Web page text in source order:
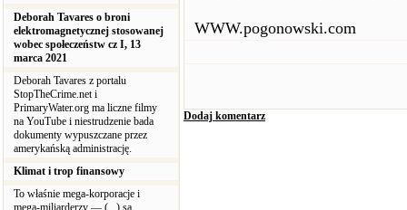
Deborah Tavares o broni
elektromagnetycznej stosowanej
wobec społeczeństw cz I, 13
marca 2021
Deborah Tavares z portalu
StopTheCrime.net i
PrimaryWater.org ma liczne filmy
na YouTube i niestrudzenie bada
dokumenty wypuszczane przez
amerykańską administrację.
Klimat i trop finansowy
To właśnie mega-korporacje i
mega-miliarderzy — (...) są
WWW.pogonowski.com
Dodaj komentarz